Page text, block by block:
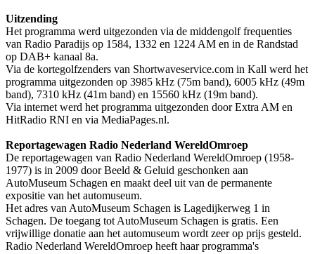
Uitzending
Het programma werd uitgezonden via de middengolf frequenties
van Radio Paradijs op 1584, 1332 en 1224 AM en in de Randstad
op DAB+ kanaal 8a.
Via de kortegolfzenders van Shortwaveservice.com in Kall werd het
programma uitgezonden op 3985 kHz (75m band), 6005 kHz (49m
band), 7310 kHz (41m band) en 15560 kHz (19m band).
Via internet werd het programma uitgezonden door Extra AM en
HitRadio RNI en via MediaPages.nl.
Reportagewagen Radio Nederland WereldOmroep
De reportagewagen van Radio Nederland WereldOmroep (1958-
1977) is in 2009 door Beeld & Geluid geschonken aan
AutoMuseum Schagen en maakt deel uit van de permanente
expositie van het automuseum.
Het adres van AutoMuseum Schagen is Lagedijkerweg 1 in
Schagen. De toegang tot AutoMuseum Schagen is gratis. Een
vrijwillige donatie aan het automuseum wordt zeer op prijs gesteld.
Radio Nederland WereldOmroep heeft haar programma's